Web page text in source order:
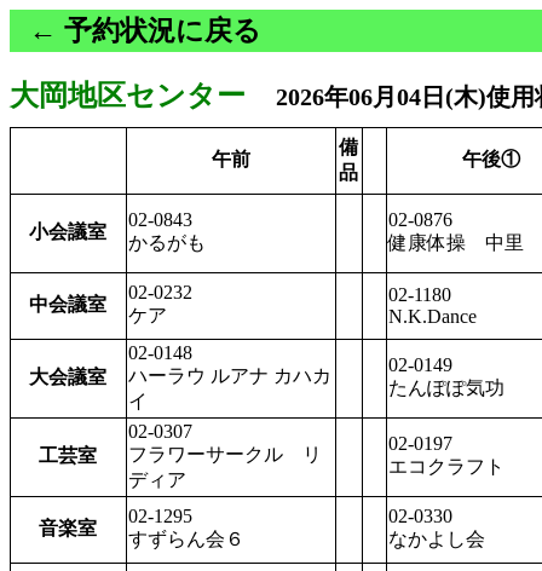
← 予約状況に戻る
大岡地区センター 2026年06月04日(木)使用
午前
備
品
午後①
小会議室
02-0843
かるがも
02-0876
健康体操 中里
中会議室
02-0232
ケア
02-1180
N.K.Dance
大会議室
02-0148
ハーラウ ルアナ カハカ
イ
02-0149
たんぽぽ気功
工芸室
02-0307
フラワーサークル リ
ディア
02-0197
エコクラフト
音楽室
02-1295
すずらん会６
02-0330
なかよし会